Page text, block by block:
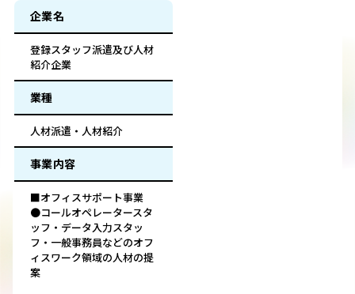
企業名
登録スタッフ派遣及び人材
紹介企業
業種
人材派遣・人材紹介
事業内容
■オフィスサポート事業
●コールオペレータースタ
ッフ・データ入力スタッ
フ・一般事務員などのオフ
ィスワーク領域の人材の提
案